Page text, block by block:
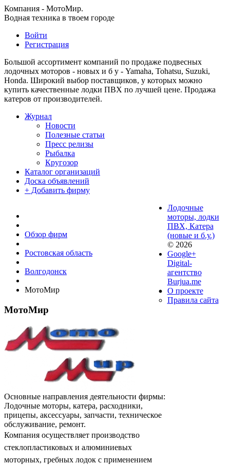
Компания - МотоМир.
Водная техника в твоем городе
Войти
Регистрация
Большой ассортимент компаний по продаже подвесных
лодочных моторов - новых и б у - Yamaha, Tohatsu, Suzuki,
Honda. Широкий выбор поставщиков, у которых можно
купить качественные лодки ПВХ по лучшей цене. Продажа
катеров от производителей.
Журнал
Новости
Полезные статьи
Пресс релизы
Рыбалка
Кругозор
Каталог организаций
Доска объявлений
+ Добавить фирму
Обзор фирм
Ростовская область
Волгодонск
МотоМир
МотоМир
Основные направления деятельности фирмы:
Лодочные моторы, катера, расходники,
прицепы, аксессуары, запчасти, техническое
обслуживание, ремонт.
Компания осуществляет производство
стеклопластиковых и алюминиевых
моторных, гребных лодок с применением
Лодочные
моторы, лодки
ПВХ, Катера
(новые и б.у.)
© 2026
Google+
Digital-
агентство
Burjua.me
О проекте
Правила сайта